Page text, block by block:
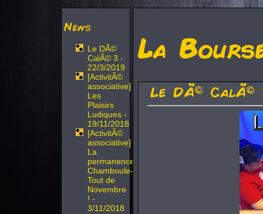
News
Le DÃ©
CalÃ© 3 -
22/3/2019
[ActivitÃ©
associative]
Les
Plaisirs
Ludiques -
19/11/2018
[ActivitÃ©
associative]
La
permanence
Chamboule-
Tout de
Novembre
! -
3/11/2018
La
Le DÃ© CalÃ©